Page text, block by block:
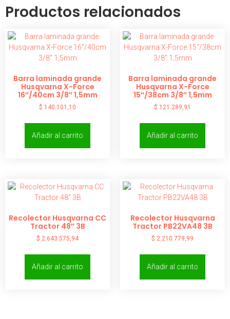
Productos relacionados
Barra laminada grande
Husqvarna X-Force
16″/40cm 3/8″ 1,5mm
$ 140.101,10
Añadir al carrito
Barra laminada grande
Husqvarna X-Force
15″/38cm 3/8″ 1,5mm
$ 121.289,91
Añadir al carrito
Recolector Husqvarna CC
Tractor 48″ 3B
$ 2.643.575,94
Añadir al carrito
Recolector Husqvarna
Tractor PB22VA48 3B
$ 2.210.779,99
Añadir al carrito